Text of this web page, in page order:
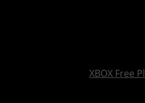
XBOX Free